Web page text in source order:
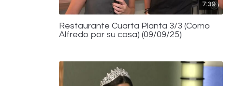
7:39
Restaurante Cuarta Planta 3/3 (Como
Alfredo por su casa) (09/09/25)